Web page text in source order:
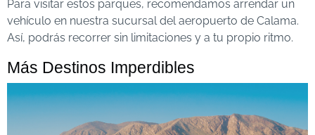
Para visitar estos parques, recomendamos arrendar un
vehículo en nuestra sucursal del aeropuerto de Calama.
Así, podrás recorrer sin limitaciones y a tu propio ritmo.
Más Destinos Imperdibles